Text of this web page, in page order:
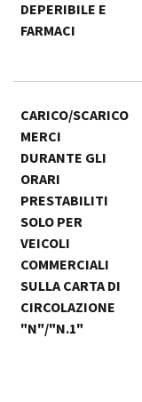
DEPERIBILE E
FARMACI
CARICO/SCARICO
MERCI
DURANTE GLI
ORARI
PRESTABILITI
SOLO PER
VEICOLI
COMMERCIALI
SULLA CARTA DI
CIRCOLAZIONE
"N"/"N.1"